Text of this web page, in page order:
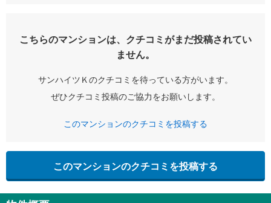
こちらのマンションは、クチコミがまだ投稿されてい
ません。
サンハイツＫのクチコミを待っている方がいます。
ぜひクチコミ投稿のご協力をお願いします。
このマンションのクチコミを投稿する
このマンションのクチコミを投稿する